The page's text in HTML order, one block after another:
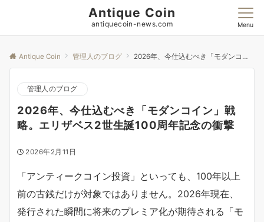
Antique Coin
antiquecoin-news.com Menu
Antique Coin 管理人のブログ 2026年、今仕込むべき「モダンコイン」戦略。エリザベス2世生誕100周年記念の衝撃
管理人のブログ
2026年、今仕込むべき「モダンコイン」戦
略。エリザベス2世生誕100周年記念の衝撃
2026年2月11日
「アンティークコイン投資」といっても、100年以上
前の古銭だけが対象ではありません。2026年現在、
発行された瞬間に将来のプレミア化が期待される「モ